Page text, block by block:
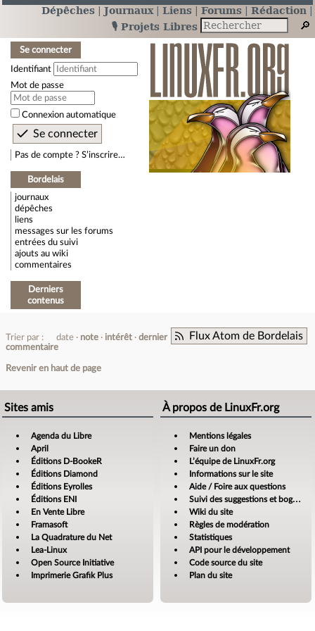
Dépêches Journaux Liens Forums
Rédaction
🎙️ Projets Libres
Se connecter
Identifiant
Mot de passe
Connexion automatique
Pas de compte ? S’inscrire…
Bordelais
journaux
dépêches
liens
messages sur les forums
entrées du suivi
ajouts au wiki
commentaires
Derniers
contenus
Flux Atom de Bordelais
Trier par : date note intérêt
dernier
commentaire
Revenir en haut de page
Sites amis
Agenda du Libre
April
Éditions D-BookeR
Éditions Diamond
Éditions Eyrolles
Éditions ENI
En Vente Libre
Framasoft
La Quadrature du Net
Lea-Linux
Open Source Initiative
Imprimerie Grafik Plus
À propos de LinuxFr.org
Mentions légales
Faire un don
L’équipe de LinuxFr.org
Informations sur le site
Aide / Foire aux questions
Suivi des suggestions et bogues
Wiki du site
Règles de modération
Statistiques
API pour le développement
Code source du site
Plan du site